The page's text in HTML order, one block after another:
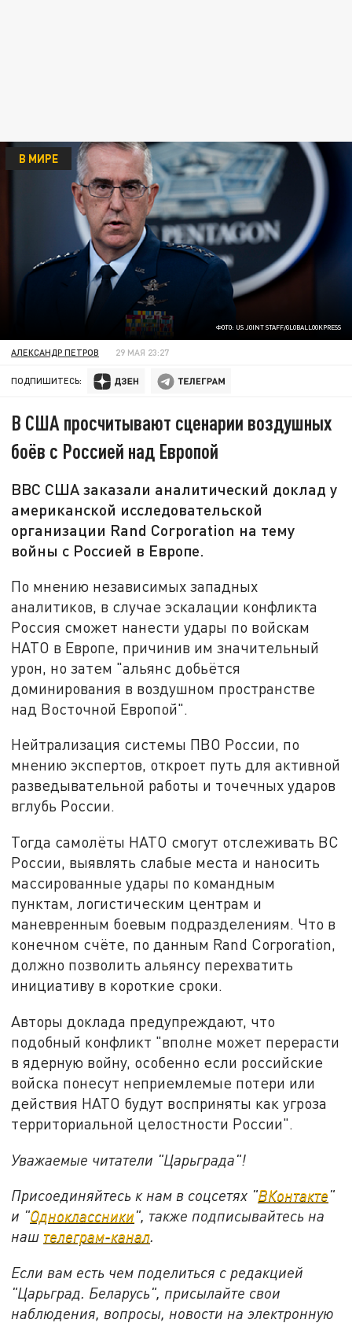
ФОТО: US JOINT STAFF/GLOBALLOOKPRESS
В МИРЕ
АЛЕКСАНДР ПЕТРОВ 29 МАЯ 23:27
ПОДПИШИТЕСЬ:
В США просчитывают сценарии воздушных
боёв с Россией над Европой
ВВС США заказали аналитический доклад у
американской исследовательской
организации Rand Corporation на тему
войны с Россией в Европе.
По мнению независимых западных
аналитиков, в случае эскалации конфликта
Россия сможет нанести удары по войскам
НАТО в Европе, причинив им значительный
урон, но затем "альянс добьётся
доминирования в воздушном пространстве
над Восточной Европой".
Нейтрализация системы ПВО России, по
мнению экспертов, откроет путь для активной
разведывательной работы и точечных ударов
вглубь России.
Тогда самолёты НАТО смогут отслеживать ВС
России, выявлять слабые места и наносить
массированные удары по командным
пунктам, логистическим центрам и
маневренным боевым подразделениям. Что в
конечном счёте, по данным Rand Corporation,
должно позволить альянсу перехватить
инициативу в короткие сроки.
Авторы доклада предупреждают, что
подобный конфликт "вполне может перерасти
в ядерную войну, особенно если российские
войска понесут неприемлемые потери или
действия НАТО будут восприняты как угроза
территориальной целостности России".
Уважаемые читатели "Царьграда"!
Присоединяйтесь к нам в соцсетях "ВКонтакте"
и "Одноклассники", также подписывайтесь на
наш телеграм-канал.
Если вам есть чем поделиться с редакцией
"Царьград. Беларусь", присылайте свои
наблюдения, вопросы, новости на электронную